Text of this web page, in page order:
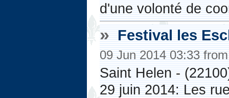
d'une volonté de
» Festival les
09 Jun 2014 03:33
Saint Helen -
29 juin 2014: Les